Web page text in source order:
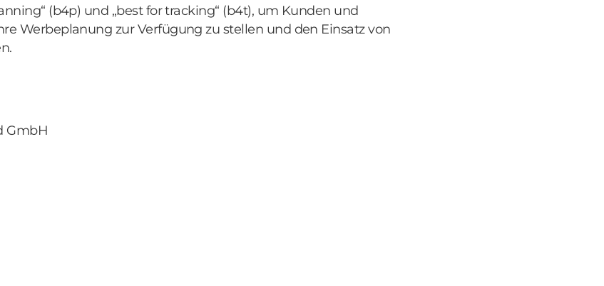
(b4p) und „best for tracking“ (b4t), um Kunden und
Werbeplanung zur Verfügung zu stellen und den Einsatz von
GmbH